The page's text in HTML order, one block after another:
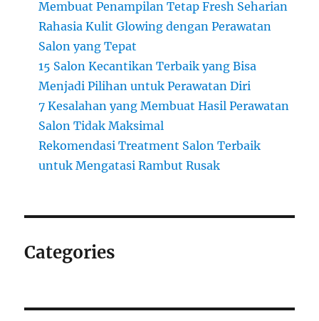
Membuat Penampilan Tetap Fresh Seharian
Rahasia Kulit Glowing dengan Perawatan
Salon yang Tepat
15 Salon Kecantikan Terbaik yang Bisa
Menjadi Pilihan untuk Perawatan Diri
7 Kesalahan yang Membuat Hasil Perawatan
Salon Tidak Maksimal
Rekomendasi Treatment Salon Terbaik
untuk Mengatasi Rambut Rusak
Categories